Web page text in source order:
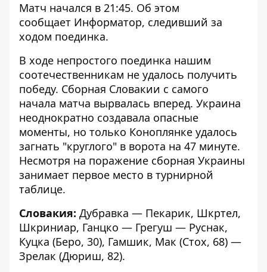
Матч начался в 21:45. Об этом
сообщает Информатор, следивший за
ходом поединка.
В ходе непростого поединка нашим
соотечественникам не удалось получить
победу. Сборная Словакии с самого
начала матча вырвалась вперед. Украина
неоднократно создавала опасные
моменты, но только Коноплянке удалось
загнать "круглого" в ворота на 47 минуте.
Несмотря на поражение сборная Украины
занимает первое место в турнирной
таблице.
Словакия: Дубравка — Пекарик, Шкртел,
Шкриниар, Ганцко — Грегуш — Руснак,
Куцка (Беро, 30), Гамшик, Мак (Стох, 68) —
Зрелак (Дюриш, 82).